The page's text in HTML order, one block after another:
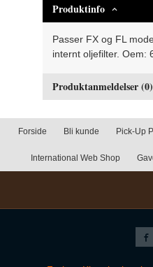
Produktinfo
Passer FX og FL
internt oljefilter. Oem:
Produktanmeldelser (0)
Forside Bli kunde Pick-Up
International Web Shop